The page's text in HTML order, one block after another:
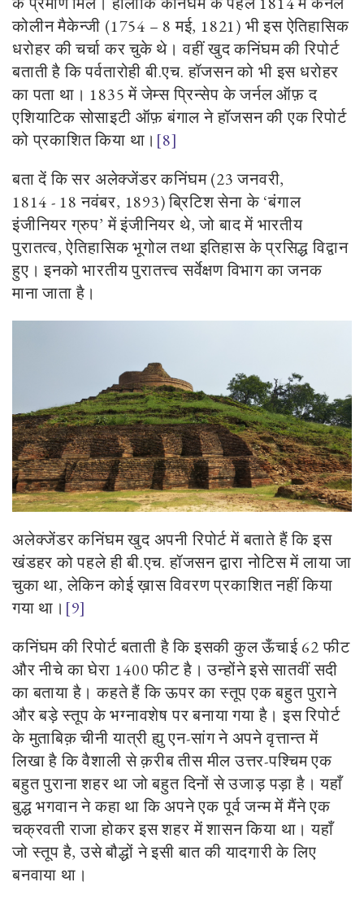
कोलीन मैकेन्जी (1754 – 8 मई, 1821) भी इस ऐतिहासिक
धरोहर की चर्चा कर चुके थे। वहीं खुद कनिंघम की रिपोर्ट
बताती है कि पर्वतारोही बी.एच. हॉजसन को भी इस धरोहर
का पता था। 1835में जेम्स प्रिन्सेप के जर्नल ऑफ़ द
एशियाटिक सोसाइटी ऑफ़ बंगाल ने हॉजसन की एक रिपोर्ट
को प्रकाशित किया था। [8]
बता दें कि सर अलेक्जेंडर कनिंघम (23जनवरी,
1814 - 18 नवंबर, 1893)ब्रिटिश सेना के ‘बंगाल
इंजीनियर ग्रुप’ में इंजीनियर थे,जो बाद में भारतीय
पुरातत्व,ऐतिहासिक भूगोल तथा इतिहास के प्रसिद्ध विद्वान
हुए। इनको भारतीय पुरातत्त्व सर्वेक्षण विभाग का जनक
माना जाता है।
अलेक्जेंडर कनिंघम खुद अपनी रिपोर्ट में बताते हैं कि इस
खंडहर को पहले ही बी.एच. हॉजसन द्वारा नोटिस में लाया जा
चुका था,लेकिन कोई ख़ास विवरण प्रकाशित नहीं किया
गया था। [9]
कनिंघम की रिपोर्ट बताती है कि इसकी कुल ऊँचाई62फीट
और नीचे का घेरा 1400फीट है। उन्होंने इसे सातवीं सदी
का बताया है। कहते हैं कि ऊपर का स्तूप एक बहुत पुराने
और बड़े स्तूप के भग्नावशेष पर बनाया गया है। इस रिपोर्ट
के मुताबिक़ चीनी यात्री ह्यु एन-सांग ने अपने वृत्तान्त में
लिखा है कि वैशाली से क़रीब तीस मील उत्तर-पश्चिम एक
बहुत पुराना शहर था जो बहुत दिनों से उजाड़ पड़ा है। यहाँ
बुद्ध भगवान ने कहा था कि अपने एक पूर्व जन्म में मैंने एक
चक्रवती राजा होकर इस शहर में शासन किया था। यहाँ
जो स्तूप है,उसे बौद्धों ने इसी बात की यादगारी के लिए
बनवाया था।